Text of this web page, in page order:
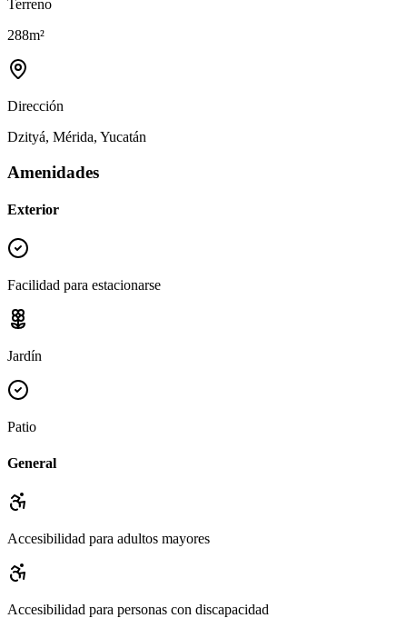
Terreno
288m²
Dirección
Dzityá, Mérida, Yucatán
Amenidades
Exterior
Facilidad para estacionarse
Jardín
Patio
General
Accesibilidad para adultos mayores
Accesibilidad para personas con discapacidad